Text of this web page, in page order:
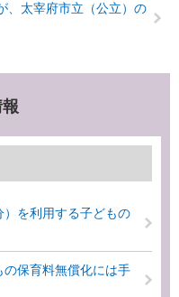
、太宰府市立（公立）の
を利用する子どもの
保育料無償化には手